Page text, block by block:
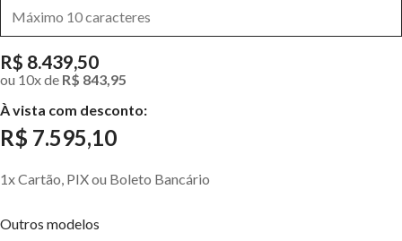
R$ 8.439,50
ou 10xde R$ 843,95
À vista com desconto:
R$ 7.595,10
1x Cartão, PIX ou Boleto Bancário
Outros modelos